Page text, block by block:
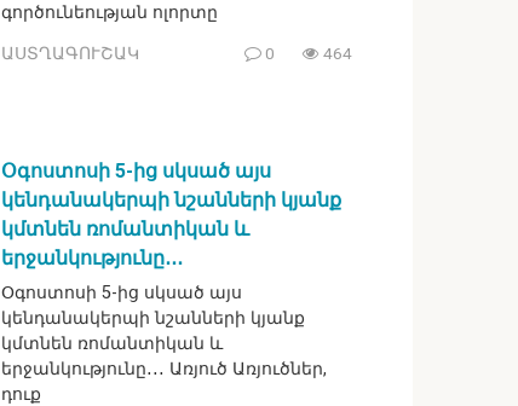
գործունեության ոլորտը
ԱՍՏՂԱԳՈՒՇԱԿ 0 464
Օգոստոսի 5-ից սկսած այս
կենդանակերպի նշանների կյանք
կմտնեն ռոմանտիկան և
երջանկությունը․․․
Օգոստոսի 5-ից սկսած այս
կենդանակերպի նշանների կյանք
կմտնեն ռոմանտիկան և
երջանկությունը․․․ Առյուծ Առյուծներ,
դուք